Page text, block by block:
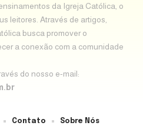
da Igreja Católica, o
leitores. Através de artigos,
busca promover o
a conexão com a comunidade
do nosso e-mail:
Contato Sobre Nós